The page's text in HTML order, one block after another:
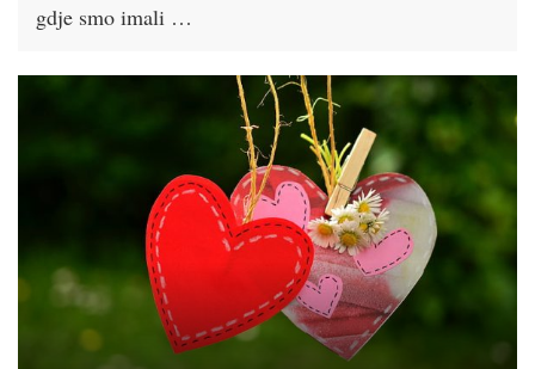
gdje smo imali …